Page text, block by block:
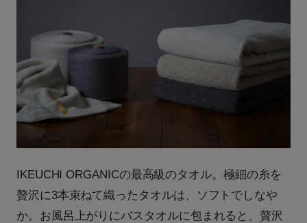
IKEUCHI ORGANICの最高級のタオル。極細の糸を
贅沢に3本束ねて織ったタオルは、ソフトでしなや
か。お風呂上がりにバスタオルに包まれると、贅沢